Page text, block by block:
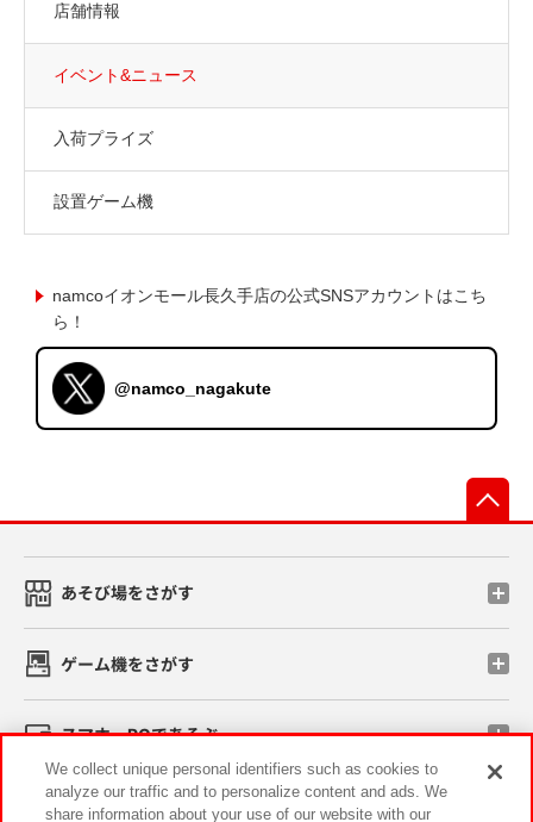
店舗情報
イベント&ニュース
入荷プライズ
設置ゲーム機
namcoイオンモール長久手店の公式SNSアカウントはこち
ら！
@namco_nagakute
あそび場をさがす
ゲーム機をさがす
スマホ・PCであそぶ
イベント・キャンペーン
We collect unique personal identifiers such as cookies to
analyze our traffic and to personalize content and ads. We
share information about your use of our website with our